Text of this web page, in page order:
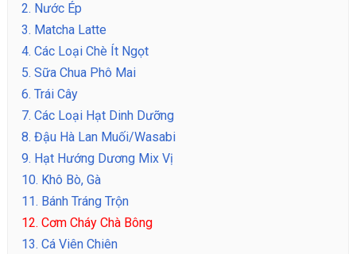
2. Nước Ép
3. Matcha Latte
4. Các Loại Chè Ít Ngọt
5. Sữa Chua Phô Mai
6. Trái Cây
7. Các Loại Hạt Dinh Dưỡng
8. Đậu Hà Lan Muối/Wasabi
9. Hạt Hướng Dương Mix Vị
10. Khô Bò, Gà
11. Bánh Tráng Trộn
12. Cơm Cháy Chà Bông
13. Cá Viên Chiên